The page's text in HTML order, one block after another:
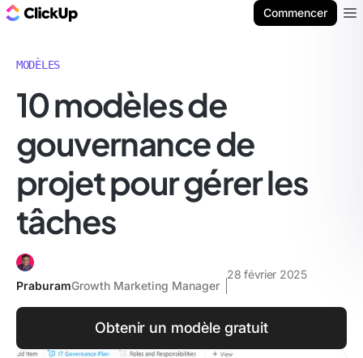
Commencer
MODÈLES
10 modèles de
gouvernance de
projet pour gérer les
tâches
PraburamGrowth Marketing Manager
28 février 2025
Obtenir un modèle gratuit